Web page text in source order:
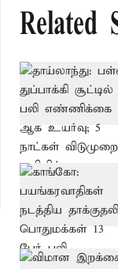
Related